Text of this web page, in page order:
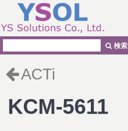
ACTi
KCM-5611
検索